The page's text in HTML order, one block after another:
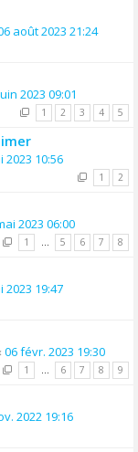
août 2023 21:24
2023 09:01
1 2 3 4 5
2023 10:56
1 2
2023 06:00
1 … 5 6 7 8
2023 19:47
06 févr. 2023 19:30
1 … 6 7 8 9
2022 19:16